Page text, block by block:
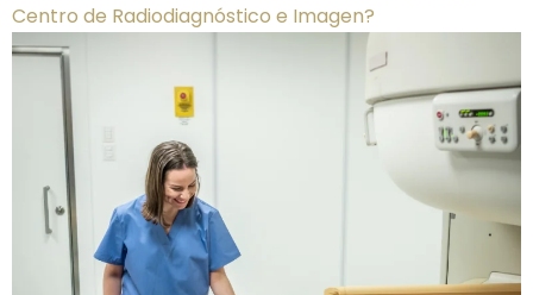
Centro de Radiodiagnóstico e Imagen?